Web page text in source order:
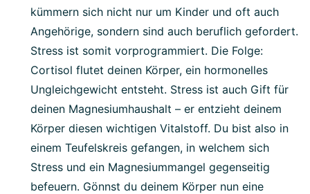
kümmern sich nicht nur um Kinder und oft auch
Angehörige, sondern sind auch beruflich gefordert.
Stress ist somit vorprogrammiert. Die Folge:
Cortisol flutet deinen Körper, ein hormonelles
Ungleichgewicht entsteht. Stress ist auch Gift für
deinen Magnesiumhaushalt – er entzieht deinem
Körper diesen wichtigen Vitalstoff. Du bist also in
einem Teufelskreis gefangen, in welchem sich
Stress und ein Magnesiummangel gegenseitig
befeuern. Gönnst du deinem Körper nun eine